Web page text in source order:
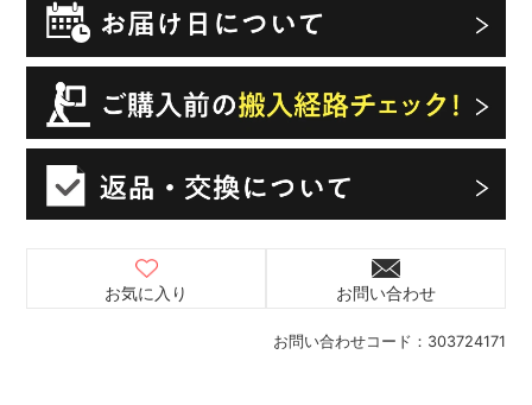
お問い合わせコード： 303724171
お気に入り お問い合わせ